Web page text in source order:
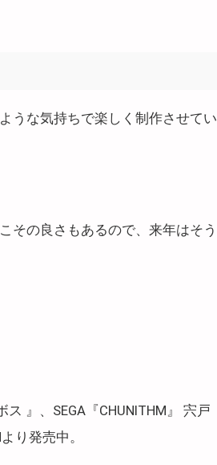
うな気持ちで楽しく制作させてい
その良さもあるので、来年はそう
』、SEGA『CHUNITHM』 宍戸
り発売中。